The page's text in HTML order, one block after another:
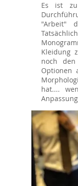
Es ist
"Arbeit"
Kleidung
noch
Optionen
hat....